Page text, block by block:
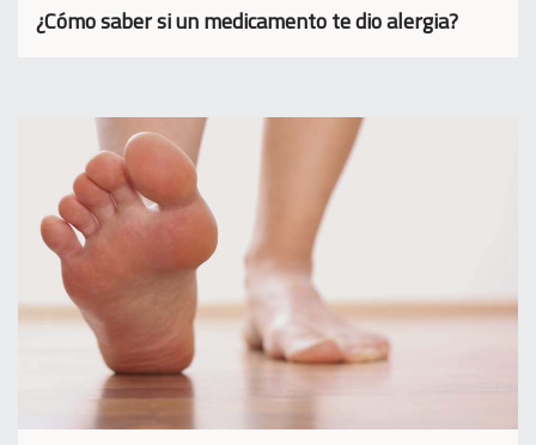
¿Cómo saber si un medicamento te dio alergia?